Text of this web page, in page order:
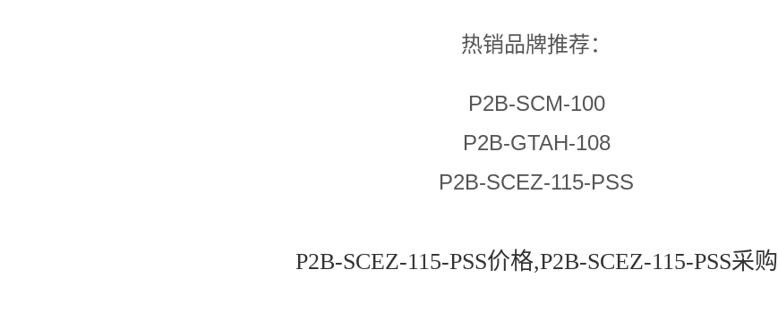
热销品牌推荐：
P2B-SCM-100
P2B-GTAH-108
P2B-SCEZ-115-PSS
P2B-SCEZ-115-PSS价格,P2B-SCEZ-115-PSS采购